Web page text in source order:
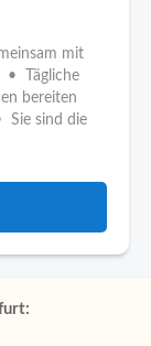
mit
• Tägliche
bereiten
Sie sind die